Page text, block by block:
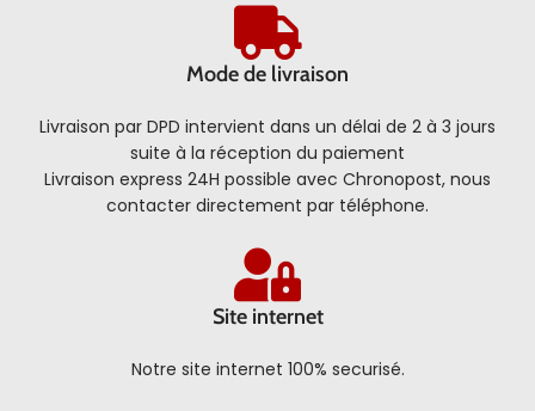
Mode de livraison
Livraison par DPD intervient dans un délai de 2 à 3 jours
suite à la réception du paiement
Livraison express 24H possible avec Chronopost, nous
contacter directement par téléphone.
Site internet
Notre site internet 100% securisé.